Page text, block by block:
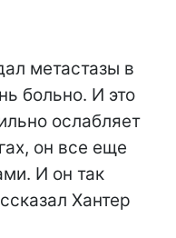
метастазы в
больно. И это
ослабляет
он все еще
И он так
Хантер